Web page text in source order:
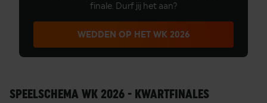
finale. Durf jij het aan?
WEDDEN OP HET WK 2026
SPEELSCHEMA WK 2026 - KWARTFINALES